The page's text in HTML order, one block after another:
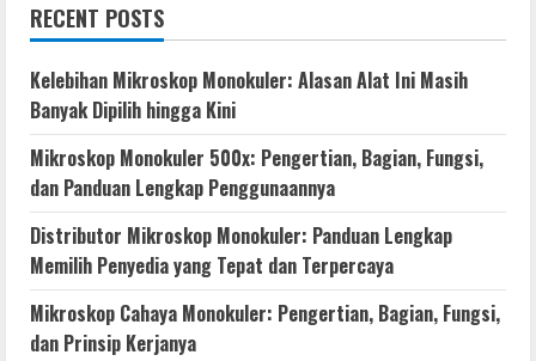
RECENT POSTS
Kelebihan Mikroskop Monokuler: Alasan Alat Ini Masih
Banyak Dipilih hingga Kini
Mikroskop Monokuler 500x: Pengertian, Bagian, Fungsi,
dan Panduan Lengkap Penggunaannya
Distributor Mikroskop Monokuler: Panduan Lengkap
Memilih Penyedia yang Tepat dan Terpercaya
Mikroskop Cahaya Monokuler: Pengertian, Bagian, Fungsi,
dan Prinsip Kerjanya